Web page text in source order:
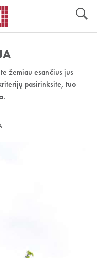
žemiau esančius jus
pasirinksite, tuo